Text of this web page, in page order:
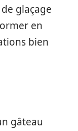
glaçage
en
bien
gâteau